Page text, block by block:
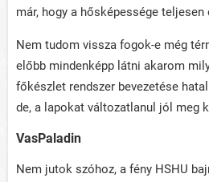
már, hogy a hősképessége teljesen
Nem tudom vissza fogok-e még
előbb mindenképp látni akarom
főkészlet rendszer bevezetése
de, a lapokat változatlanul jól meg
VasPaladin
Nem jutok szóhoz, a fény HSHU